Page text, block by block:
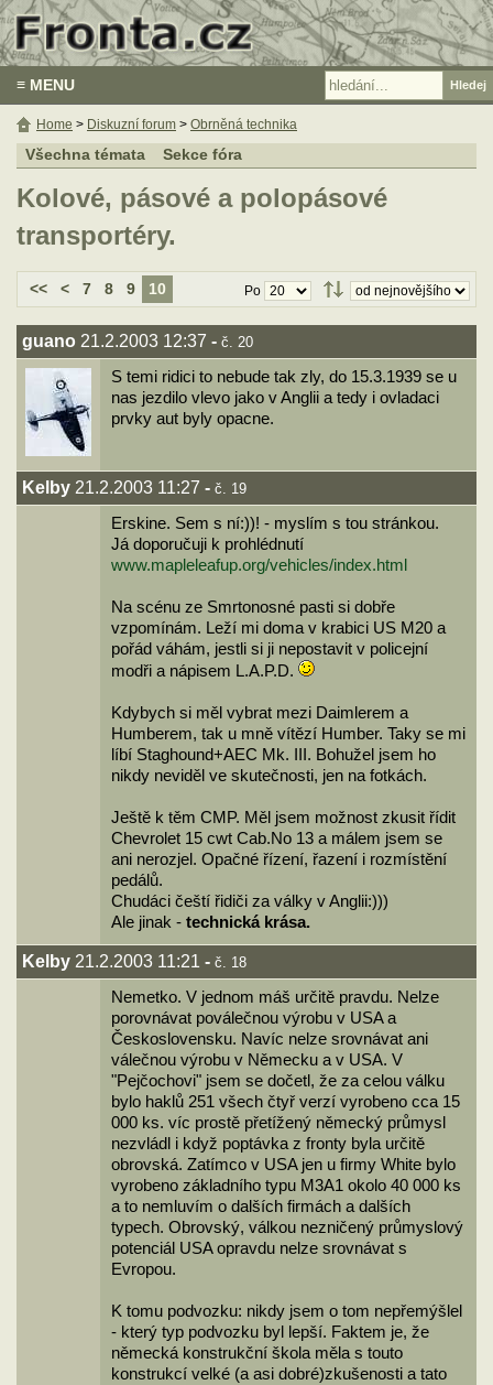
≡ MENU
Všechna témata Sekce fóra
Kolové, pásové a polopásové
transportéry.
<< < 7 8 9 10 Po
guano 21.2.2003 12:37 - č. 20
S temi ridici to nebude tak zly, do 15.3.1939 se u
nas jezdilo vlevo jako v Anglii a tedy i ovladaci
prvky aut byly opacne.
Kelby 21.2.2003 11:27 - č. 19
Erskine. Sem s ní:))! - myslím s tou stránkou.
Já doporučuji k prohlédnutí
www.mapleleafup.org/vehicles/index.html
Na scénu ze Smrtonosné pasti si dobře
vzpomínám. Leží mi doma v krabici US M20 a
pořád váhám, jestli si ji nepostavit v policejní
modři a nápisem L.A.P.D.
Kdybych si měl vybrat mezi Daimlerem a
Humberem, tak u mně vítězí Humber. Taky se mi
líbí Staghound+AEC Mk. III. Bohužel jsem ho
nikdy neviděl ve skutečnosti, jen na fotkách.
Ještě k těm CMP. Měl jsem možnost zkusit řídit
Chevrolet 15 cwt Cab.No 13 a málem jsem se
ani nerozjel. Opačné řízení, řazení i rozmístění
pedálů.
Chudáci čeští řidiči za války v Anglii:)))
Ale jinak - technická krása.
Kelby 21.2.2003 11:21 - č. 18
Nemetko. V jednom máš určitě pravdu. Nelze
porovnávat poválečnou výrobu v USA a
Československu. Navíc nelze srovnávat ani
válečnou výrobu v Německu a v USA. V
"Pejčochovi" jsem se dočetl, že za celou válku
bylo haklů 251 všech čtyř verzí vyrobeno cca 15
000 ks. víc prostě přetížený německý průmysl
nezvládl i když poptávka z fronty byla určitě
obrovská. Zatímco v USA jen u firmy White bylo
vyrobeno základního typu M3A1 okolo 40 000 ks
a to nemluvím o dalších firmách a dalších
typech. Obrovský, válkou nezničený průmyslový
potenciál USA opravdu nelze srovnávat s
Evropou.
K tomu podvozku: nikdy jsem o tom nepřemýšlel
- který typ podvozku byl lepší. Faktem je, že
německá konstrukční škola měla s touto
konstrukcí velké (a asi dobré)zkušenosti a tato
Home > Diskuzní forum > Obrněná technika